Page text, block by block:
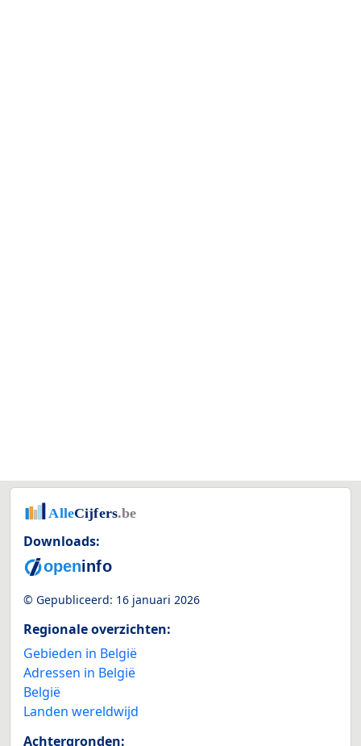
Downloads:
© Gepubliceerd: 16 januari 2026
Regionale overzichten:
Gebieden in België
Adressen in België
België
Landen wereldwijd
Achtergronden: